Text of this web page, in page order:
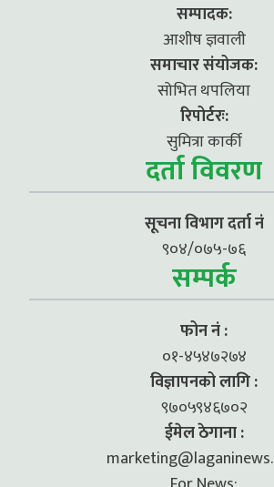
सम्पादक:
आशीष ज्ञवाली
समाचार संयोजक:
सोभित थपलिया
रिपोर्टरः:
सुमित्रा कार्की
दर्ता विवरण
सूचना विभाग दर्ता नं
९०४/०७५-७६
सम्पर्क
फोन नं :
०१-४५४७२७४
विज्ञापनको लागि :
९७०५९४६७०२
ईमेल ठेगाना :